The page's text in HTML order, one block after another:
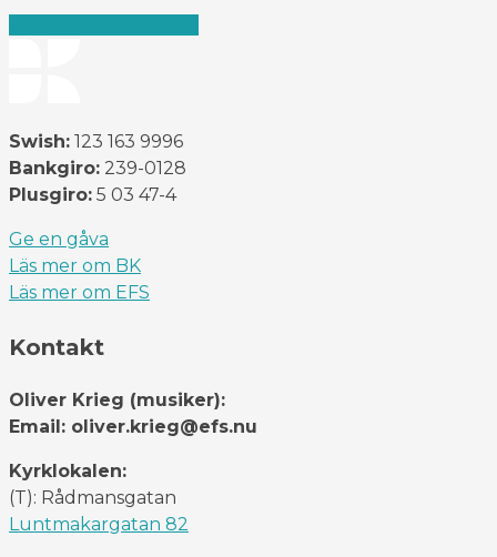
Swish: 123 163 9996
Bankgiro: 239-0128
Plusgiro: 5 03 47-4
Ge en gåva
Läs mer om BK
Läs mer om EFS
Kontakt
Oliver Krieg (musiker):
Email: oliver.krieg@efs.nu
Kyrklokalen:
(T): Rådmansgatan
Luntmakargatan 82